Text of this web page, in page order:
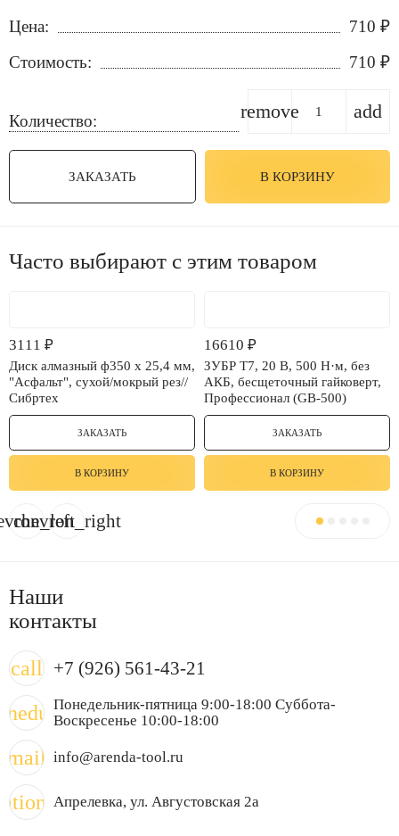
Цена: 710 ₽
Стоимость:
710 ₽
Количество: remove add
ЗАКАЗАТЬ В КОРЗИНУ
Часто выбирают с этим товаром
3111 ₽
Диск алмазный ф350 х 25,4 мм,
"Асфальт", сухой/мокрый рез//
Сибртех
ЗАКАЗАТЬ
В КОРЗИНУ
16610 ₽
ЗУБР Т7, 20 В, 500 Н·м, без
АКБ, бесщеточный гайковерт,
Профессионал (GB-500)
ЗАКАЗАТЬ
В КОРЗИНУ
chevron_right
Наши
контакты
call +7 (926) 561-43-21
Понедельник-пятница 9:00-18:00 Суббота-
Воскресенье 10:00-18:00
mail info@arenda-tool.ru
Апрелевка, ул. Августовская 2а